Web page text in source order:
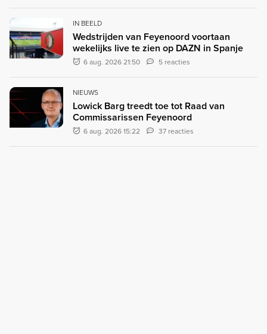
IN BEELD
Wedstrijden van Feyenoord voortaan
wekelijks live te zien op DAZN in Spanje
6 aug. 2026 21:50 5 reacties
NIEUWS
Lowick Barg treedt toe tot Raad van
Commissarissen Feyenoord
6 aug. 2026 15:22 37 reacties